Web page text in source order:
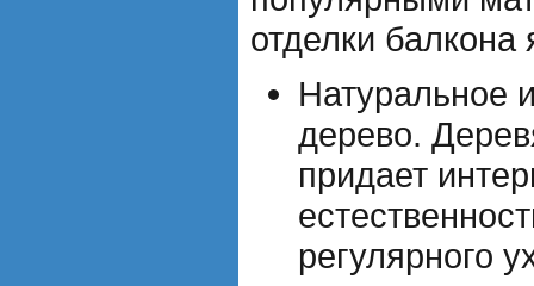
отделки балкона
Натуральное
дерево.
придает
регулярного